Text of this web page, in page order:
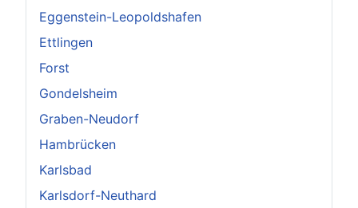
Eggenstein-Leopoldshafen
Ettlingen
Forst
Gondelsheim
Graben-Neudorf
Hambrücken
Karlsbad
Karlsdorf-Neuthard